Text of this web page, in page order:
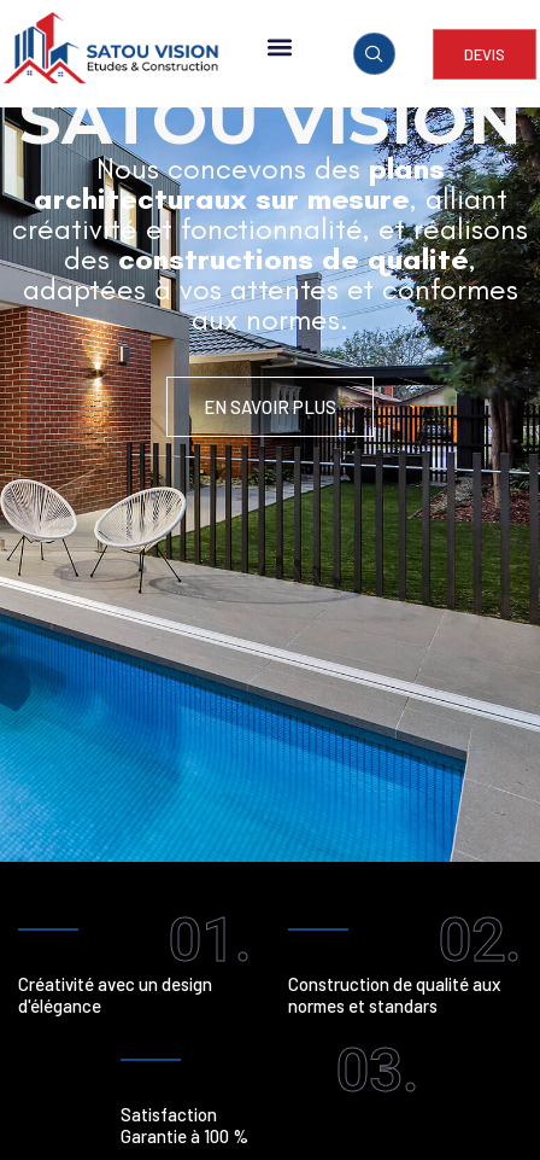
DEVIS
ARCHITECTURE & CONSTRUCTION
SATOU VISION
Nous concevons desplans
architecturaux sur mesure, alliant
créativité et fonctionnalité, et réalisons
desconstructions de qualité,
adaptées à vos attentes et conformes
aux normes.
EN SAVOIR PLUS
01.
Créativité avec un design
d'élégance
02.
Construction de qualité aux
normes et standars
03.
Satisfaction
Garantie à 100 %